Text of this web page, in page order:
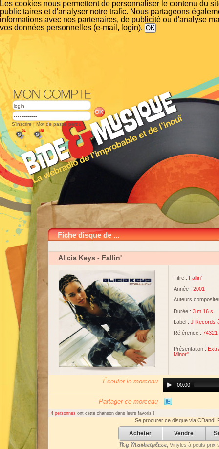
Les cookies nous permettent de personnaliser le contenu du
publicitaires et d'analyser notre trafic. Nous partageons
informations avec nos partenaires, de publicité ou d'analyse
vos données personnelles (e-mail, login).
S'inscrire | Mot de passe perdu
Fiche disque de ...
Alicia Keys - Fallin'
Titre : Fallin'
Année : 2001
Auteurs
Durée : 3 m 16 s
Label : J Records
Référence : 74321
Présentation :
Minor".
Écouter le morceau
Player00:00
Partager ce morceau
4 personnes ont cette chanson dans leurs favoris !
Se procurer ce disque via
Acheter Vendre
My Marketplace, Vinyles à petits prix